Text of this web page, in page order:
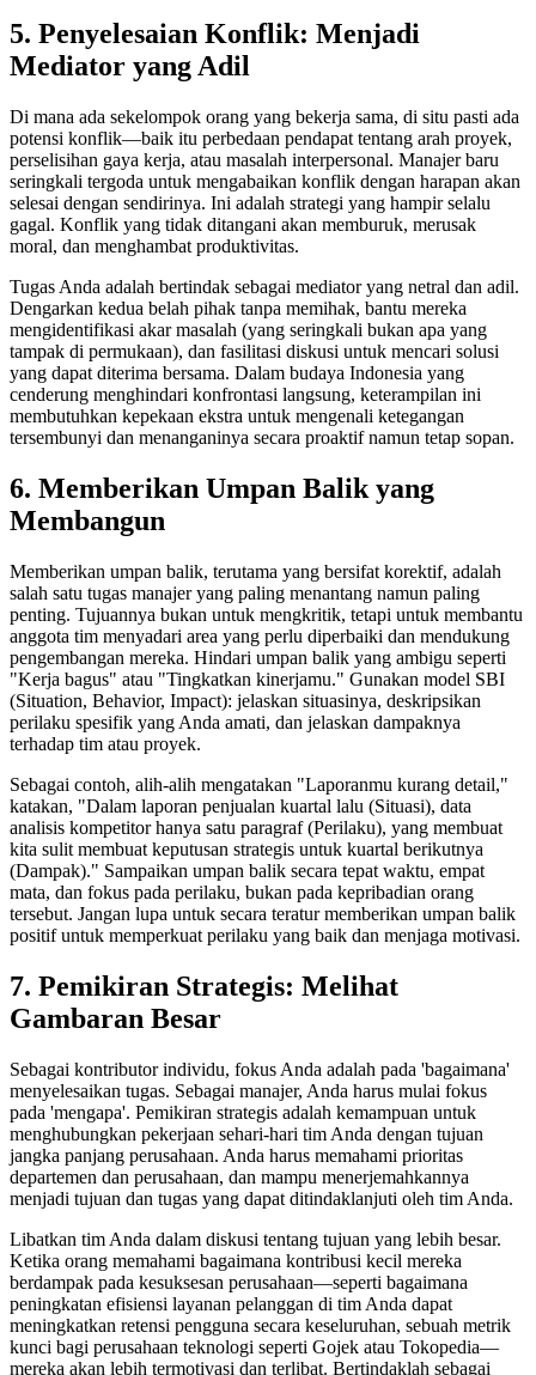
5. Penyelesaian Konflik: Menjadi
Mediator yang Adil
Di mana ada sekelompok orang yang bekerja sama, di situ pasti ada
potensi konflik—baik itu perbedaan pendapat tentang arah proyek,
perselisihan gaya kerja, atau masalah interpersonal. Manajer baru
seringkali tergoda untuk mengabaikan konflik dengan harapan akan
selesai dengan sendirinya. Ini adalah strategi yang hampir selalu
gagal. Konflik yang tidak ditangani akan memburuk, merusak
moral, dan menghambat produktivitas.
Tugas Anda adalah bertindak sebagai mediator yang netral dan adil.
Dengarkan kedua belah pihak tanpa memihak, bantu mereka
mengidentifikasi akar masalah (yang seringkali bukan apa yang
tampak di permukaan), dan fasilitasi diskusi untuk mencari solusi
yang dapat diterima bersama. Dalam budaya Indonesia yang
cenderung menghindari konfrontasi langsung, keterampilan ini
membutuhkan kepekaan ekstra untuk mengenali ketegangan
tersembunyi dan menanganinya secara proaktif namun tetap sopan.
6. Memberikan Umpan Balik yang
Membangun
Memberikan umpan balik, terutama yang bersifat korektif, adalah
salah satu tugas manajer yang paling menantang namun paling
penting. Tujuannya bukan untuk mengkritik, tetapi untuk membantu
anggota tim menyadari area yang perlu diperbaiki dan mendukung
pengembangan mereka. Hindari umpan balik yang ambigu seperti
"Kerja bagus" atau "Tingkatkan kinerjamu." Gunakan model SBI
(Situation, Behavior, Impact): jelaskan situasinya, deskripsikan
perilaku spesifik yang Anda amati, dan jelaskan dampaknya
terhadap tim atau proyek.
Sebagai contoh, alih-alih mengatakan "Laporanmu kurang detail,"
katakan, "Dalam laporan penjualan kuartal lalu (Situasi), data
analisis kompetitor hanya satu paragraf (Perilaku), yang membuat
kita sulit membuat keputusan strategis untuk kuartal berikutnya
(Dampak)." Sampaikan umpan balik secara tepat waktu, empat
mata, dan fokus pada perilaku, bukan pada kepribadian orang
tersebut. Jangan lupa untuk secara teratur memberikan umpan balik
positif untuk memperkuat perilaku yang baik dan menjaga motivasi.
7. Pemikiran Strategis: Melihat
Gambaran Besar
Sebagai kontributor individu, fokus Anda adalah pada 'bagaimana'
menyelesaikan tugas. Sebagai manajer, Anda harus mulai fokus
pada 'mengapa'. Pemikiran strategis adalah kemampuan untuk
menghubungkan pekerjaan sehari-hari tim Anda dengan tujuan
jangka panjang perusahaan. Anda harus memahami prioritas
departemen dan perusahaan, dan mampu menerjemahkannya
menjadi tujuan dan tugas yang dapat ditindaklanjuti oleh tim Anda.
Libatkan tim Anda dalam diskusi tentang tujuan yang lebih besar.
Ketika orang memahami bagaimana kontribusi kecil mereka
berdampak pada kesuksesan perusahaan—seperti bagaimana
peningkatan efisiensi layanan pelanggan di tim Anda dapat
meningkatkan retensi pengguna secara keseluruhan, sebuah metrik
kunci bagi perusahaan teknologi seperti Gojek atau Tokopedia—
mereka akan lebih termotivasi dan terlibat. Bertindaklah sebagai